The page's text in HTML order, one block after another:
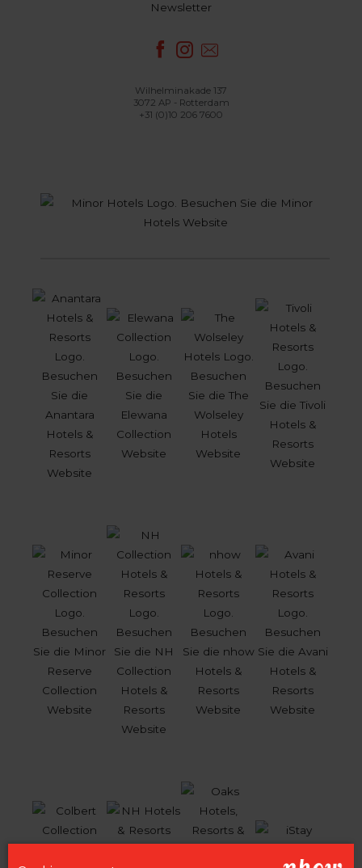
Newsletter
Wilhelminakade 137
3072 AP - Rotterdam
+31 (0)10 206 7600